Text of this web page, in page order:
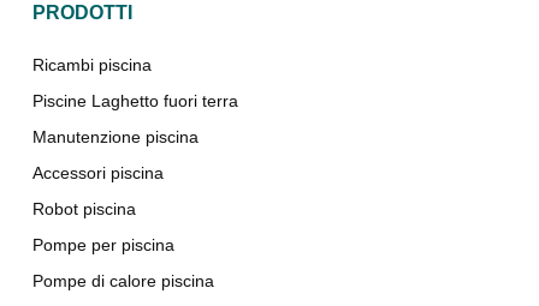
PRODOTTI
Ricambi piscina
Piscine Laghetto fuori terra
Manutenzione piscina
Accessori piscina
Robot piscina
Pompe per piscina
Pompe di calore piscina